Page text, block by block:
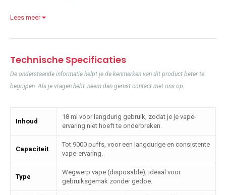
Lees meer
Technische Specificaties
De onderstaande informatie helpt je de kenmerken van dit product beter te
begrijpen. Als je vragen hebt, neem dan gerust contact met ons op.
Inhoud
18 ml voor langdurig gebruik, zodat je je vape-
ervaring niet hoeft te onderbreken.
Capaciteit
Tot 9000 puffs, voor een langdurige en consistente
vape-ervaring.
Type
Wegwerp vape (disposable), ideaal voor
gebruiksgemak zonder gedoe.